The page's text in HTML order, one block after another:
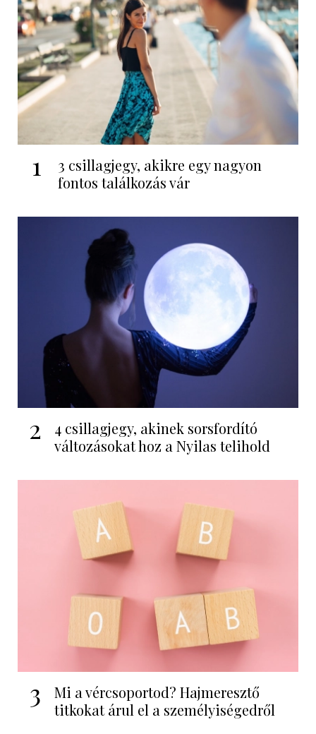
1
3 csillagjegy, akikre egy nagyon
fontos találkozás vár
2
4 csillagjegy, akinek sorsfordító
változásokat hoz a Nyilas telihold
3
Mi a vércsoportod? Hajmeresztő
titkokat árul el a személyiségedről